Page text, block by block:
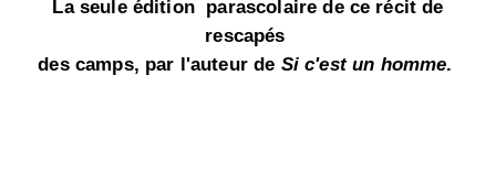
La seule édition parascolaire de ce récit de
rescapés
des camps, par l'auteur de Si c'est un homme.